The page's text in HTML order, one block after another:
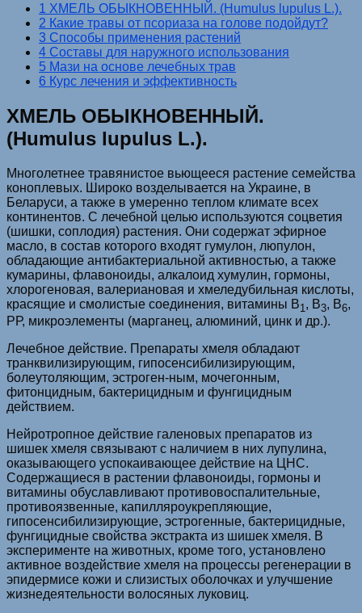
1 ХМЕЛЬ ОБЫКНОВЕННЫЙ. (Humulus lupulus L.).
2 Какие травы от псориаза на голове подойдут?
3 Способы применения растений
4 Составы для наружного использования
5 Мази на основе лечебных трав
6 Курс лечения и эффективность
ХМЕЛЬ ОБЫКНОВЕННЫЙ.
(Humulus lupulus L.).
Многолетнее травянистое вьющееся растение семейства
коноплевых. Широко возделывается на Украине, в
Беларуси, а также в умеренно теплом климате всех
континентов. С лечебной целью используются соцветия
(шишки, соплодия) растения. Они содержат эфирное
масло, в состав которого входят гумулон, люпулон,
обладающие антибактериальной активностью, а также
кумарины, флавоноиды, алкалоид хумулин, гормоны,
хлорогеновая, валериановая и хмеледубильная кислоты,
красящие и смолистые соединения, витамины В1 , В3, В6,
РР, микроэлементы (марганец, алюминий, цинк и др.).
Лечебное действие. Препараты хмеля обладают
транквилизирующим, гипосенсибилизирующим,
болеутоляющим, эстроген-ным, мочегонным,
фитонцидным, бактерицидным и фунгицидным
действием.
Нейротропное действие галеновых препаратов из
шишек хмеля связывают с наличием в них лупулина,
оказывающего успокаивающее действие на ЦНС.
Содержащиеся в растении флавоноиды, гормоны и
витамины обуславливают противовоспалительные,
противоязвенные, капилляроукрепляющие,
гипосенсибилизирующие, эстрогенные, бактерицидные,
фунгицидные свойства экстракта из шишек хмеля. В
эксперименте на животных, кроме того, установлено
активное воздействие хмеля на процессы регенерации в
эпидермисе кожи и слизистых оболочках и улучшение
жизнедеятельности волосяных луковиц.